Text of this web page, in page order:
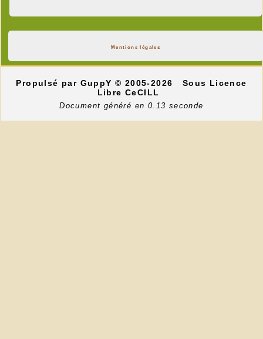
Mentions légales
Propulsé par GuppY© 2005-2026
Sous Licence
Libre CeCILL
Document généré en 0.13 seconde